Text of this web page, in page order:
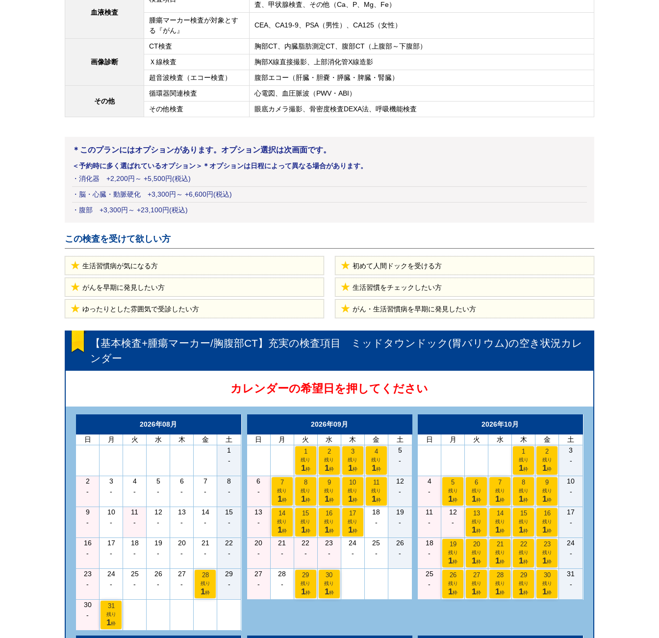
血液検査
査、甲状腺検査、その他（Ca、P、Mg、Fe）
腫瘍マーカー検査が対象とす
る『がん』
CEA、CA19-9、PSA（男性）、CA125（女性）
画像診断
CT検査
胸部CT、内臓脂肪測定CT、腹部CT（上腹部～下腹部）
Ｘ線検査
胸部X線直接撮影、上部消化管X線造影
超音波検査（エコー検査）
腹部エコー（肝臓・胆嚢・膵臓・脾臓・腎臓）
その他
循環器関連検査
心電図、血圧脈波（PWV・ABI）
その他検査
眼底カメラ撮影、骨密度検査DEXA法、呼吸機能検査
＊このプランにはオプションがあります。オプション選択は次画面です。
＜予約時に多く選ばれているオプション＞ ＊オプションは日程によって異なる場合があります。
・ 消化器 +2,200円 ～ +5,500円(税込)
・ 脳・心臓・動脈硬化 +3,300円 ～ +6,600円(税込)
・ 腹部 +3,300円 ～ +23,100円(税込)
この検査を受けて欲しい方
生活習慣病が気になる方 初めて人間ドックを受ける方
がんを早期に発見したい方 生活習慣をチェックしたい方
ゆったりとした雰囲気で受診したい方 がん・生活習慣病を早期に発見したい方
【基本検査+腫瘍マーカー/胸腹部CT】充実の検査項目 ミッドタウンドック(胃バリウム)の空き状況カレ
ンダー
カレンダーの希望日を押してください
2026年08月
日
月 火 水 木 金
土
1
-
2
-
3
-
4
-
5
-
6
-
7
-
8
-
9
-
10
-
11
-
12
-
13
-
14
-
15
-
16
-
17
-
18
-
19
-
20
-
21
-
22
-
23
-
24
-
25
-
26
-
27
-
28
残り
1枠
29
-
30
-
31
残り
1枠
2026年09月
日
月 火 水 木 金 土
1
残り
1枠
2
残り
1枠
3
残り
1枠
4
残り
1枠
5
-
6
-
7
残り
1枠
8
残り
1枠
9
残り
1枠
10
残り
1枠
11
残り
1枠
12
-
13
-
14
残り
1枠
15
残り
1枠
16
残り
1枠
17
残り
1枠
18
-
19
-
20
-
21
-
22
-
23
-
24
-
25
-
26
-
27
-
28
-
29
残り
1枠
30
残り
1枠
2026年10月
日
月 火 水 木 金 土
1
残り
1枠
2
残り
1枠
3
-
4
-
5
残り
1枠
6
残り
1枠
7
残り
1枠
8
残り
1枠
9
残り
1枠
10
-
11
-
12
-
13
残り
1枠
14
残り
1枠
15
残り
1枠
16
残り
1枠
17
-
18
-
19
残り
1枠
20
残り
1枠
21
残り
1枠
22
残り
1枠
23
残り
1枠
24
-
25
-
26
残り
1枠
27
残り
1枠
28
残り
1枠
29
残り
1枠
30
残り
1枠
31
-